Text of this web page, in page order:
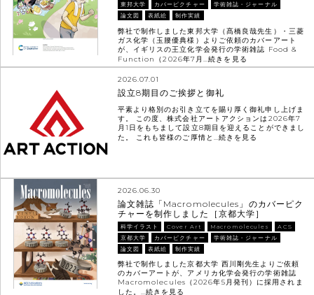
東邦大学
カバーピクチャー
学術雑誌・ジャーナル
論文図
表紙絵 制作実績
弊社で制作しました東邦大学（髙橋良哉先生）・三菱
ガス化学（玉腰優典様）よりご依頼のカバーアート
が、イギリスの王立化学会発行の学術雑誌 Food &
Function（2026年7月…続きを見る
2026.07.01
設立8期目のご挨拶と御礼
平素より格別のお引き立てを賜り厚く御礼申し上げま
す。 この度、株式会社アートアクションは2026年7
月1日をもちまして設立8期目を迎えることができまし
た。 これも皆様のご厚情と…続きを見る
2026.06.30
論文雑誌「Macromolecules」のカバーピク
チャーを制作しました［京都大学］
科学イラスト Cover Art Macromolecules
ACS
京都大学
カバーピクチャー
学術雑誌・ジャーナル
論文図
表紙絵 制作実績
弊社で制作しました京都大学 西川剛先生よりご依頼
のカバーアートが、アメリカ化学会発行の学術雑誌
Macromolecules（2026年5月発刊）に採用されま
した。…続きを見る